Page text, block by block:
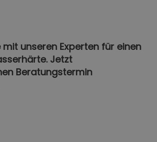
mit unseren Experten für einen
Jetzt
Beratungstermin